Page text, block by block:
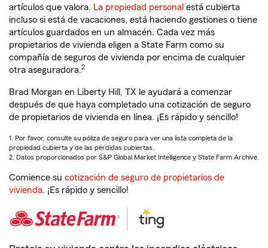
artículos que valora. La propiedad personal está cubierta
incluso si está de vacaciones, está haciendo gestiones o tiene
artículos guardados en un almacén. Cada vez más
propietarios de vivienda eligen a State Farm como su
compañía de seguros de vivienda por encima de cualquier
otra aseguradora.2
Brad Morgan en Liberty Hill, TX le ayudará a comenzar
después de que haya completado una cotización de seguro
de propietarios de vivienda en línea. ¡Es rápido y sencillo!
1. Por favor, consulte su póliza de seguro para ver una lista completa de la
propiedad cubierta y de las pérdidas cubiertas.
2. Datos proporcionados por S&P Global Market Intelligence y State Farm Archive.
Comience su cotización de seguro de propietarios de
vivienda. ¡Es rápido y sencillo!